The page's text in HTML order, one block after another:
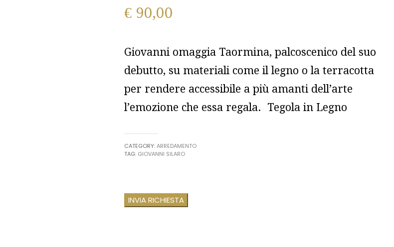
€ 90,00
Giovanni omaggia Taormina, palcoscenico del suo
debutto, su materiali come il legno o la terracotta
per rendere accessibile a più amanti dell’arte
l’emozione che essa regala. Tegola in Legno
CATEGORY:ARREDAMENTO
TAG: GIOVANNI SILARO
INVIA RICHIESTA